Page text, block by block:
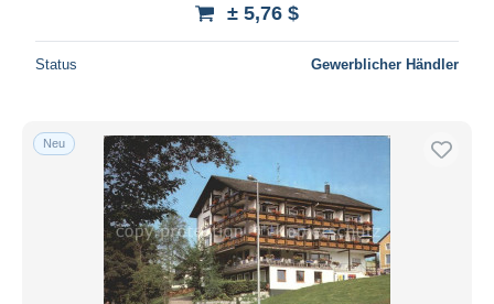
± 5,76 $
Status Gewerblicher Händler
Neu